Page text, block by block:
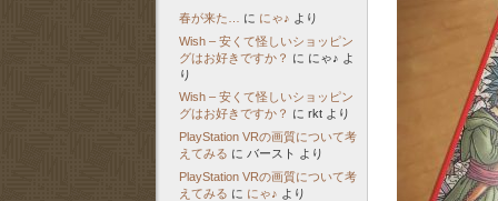
春が来た… に にゃ♪ より
Wish – 安くて怪しいショッピン
グはお好きですか？ に にゃ♪ よ
り
Wish – 安くて怪しいショッピン
グはお好きですか？ にrkt より
PlayStation VRの画質について考
えてみる に バースト より
PlayStation VRの画質について考
えてみる に にゃ♪ より